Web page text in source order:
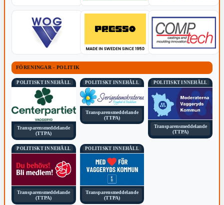
FÖRENINGAR - POLITIK
POLITISKT INNEHÅLL
Transparensmeddelande
(TTPA)
POLITISKT INNEHÅLL
Transparensmeddelande
(TTPA)
POLITISKT INNEHÅLL
Transparensmeddelande
(TTPA)
POLITISKT INNEHÅLL
Transparensmeddelande
(TTPA)
POLITISKT INNEHÅLL
Transparensmeddelande
(TTPA)